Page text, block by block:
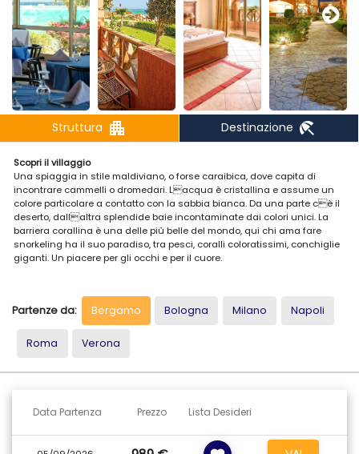
Struttura apartment Destinazione beach_access
Scopri il villaggio
Una spiaggia in stile maldiviano, o forse caraibica, dove capita di
incontrare cammelli o dromedari. Lacqua è cristallina e assume un
colore particolare a contatto con la sabbia bianca. Da una parte cè il
deserto, dallaltra splendide baie incontaminate dai colori unici. La
barriera corallina è una delle più belle del mondo, qui chi ama fare
snorkeling ha il suo paradiso, tra pesci, coralli coloratissimi, conchiglie
giganti. Un piacere per gli occhi e per il cuore.
Inserito allinterno del rinomato Complesso Lagoon Resort e situato
direttamente su una delle più belle spiagge della costa, il Veraclub
Emerald Lagoon dista circa 90 km dallaeroporto internazionale di
Marsa Alam.
circostante. Meta ideale per un soggiorno di comfort e relax, il Veraclub
incantevole dominante la baia, bar piscina e beach bar, piscina, centro
benessere spa (con vari trattamenti e servizi a pagamento), sala
Partenze da: Bergamo Bologna Milano Napoli
Roma Verona
Data Partenza Prezzo Lista Desideri